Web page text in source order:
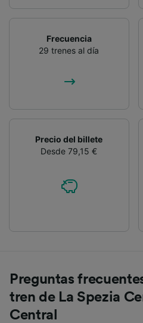
Frecuencia
29 trenes al día
Precio del billete
Desde 79,15 €
Preguntas
tren de La Spezia
Central